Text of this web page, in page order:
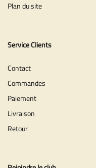
Plan du site
Service Clients
Contact
Commandes
Paiement
Livraison
Retour